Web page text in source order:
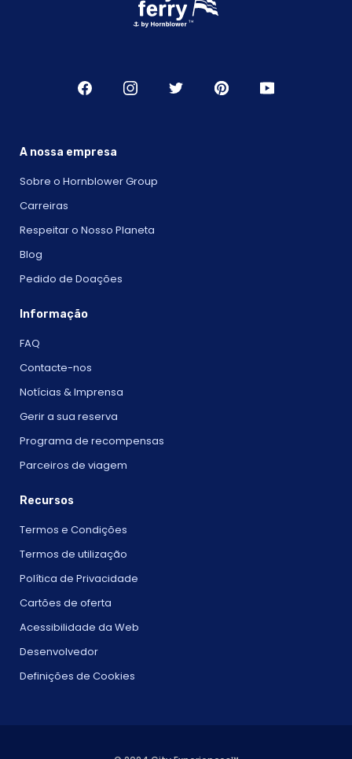
A nossa empresa
Sobre o Hornblower Group
Carreiras
Respeitar o Nosso Planeta
Blog
Pedido de Doações
Informação
FAQ
Contacte-nos
Notícias & Imprensa
Gerir a sua reserva
Programa de recompensas
Parceiros de viagem
Recursos
Termos e Condições
Termos de utilização
Política de Privacidade
Cartões de oferta
Acessibilidade da Web
Desenvolvedor
Definições de Cookies